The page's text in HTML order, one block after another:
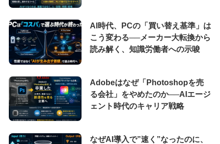
AI時代、PCの「買い替え基準」は
こう変わる──メーカー大転換から
読み解く、知識労働者への示唆
Adobeはなぜ「Photoshopを売
る会社」をやめたのか──AIエージ
ェント時代のキャリア戦略
なぜAI導入で”速く”なったのに、